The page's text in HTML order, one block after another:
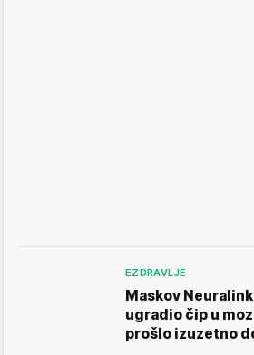
EZDRAVLJE
Maskov
ugradio čip u
prošlo izuzetno